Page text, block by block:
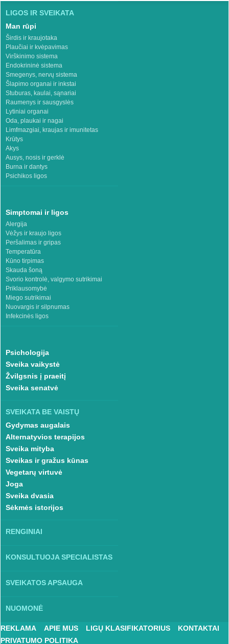
LIGOS IR SVEIKATA
Man rūpi
Širdis ir kraujotaka
Plaučiai ir kvėpavimas
Virškinimo sistema
Endokrininė sistema
Smegenys, nervų sistema
Šlapimo organai ir inkstai
Stuburas, kaulai, sąnariai
Raumenys ir sausgyslės
Lytiniai organai
Oda, plaukai ir nagai
Limfmazgiai, kraujas ir imunitetas
Krūtys
Akys
Ausys, nosis ir gerklė
Burna ir dantys
Psichikos ligos
Simptomai ir ligos
Alergija
Vėžys ir kraujo ligos
Peršalimas ir gripas
Temperatūra
Kūno tirpimas
Skauda šoną
Svorio kontrolė, valgymo sutrikimai
Priklausomybė
Miego sutrikimai
Nuovargis ir silpnumas
Infekcinės ligos
Psichologija
Sveika vaikystė
Žvilgsnis į praeitį
Sveika senatvė
SVEIKATA BE VAISTŲ
Gydymas augalais
Alternatyvios terapijos
Sveika mityba
Sveikas ir gražus kūnas
Vegetarų virtuvė
Joga
Sveika dvasia
Sėkmės istorijos
RENGINIAI
KONSULTUOJA SPECIALISTAS
SVEIKATOS APSAUGA
NUOMONĖ
REKLAMA APIE MUS LIGŲ KLASIFIKATORIUS
KONTAKTAI
PRIVATUMO POLITIKA